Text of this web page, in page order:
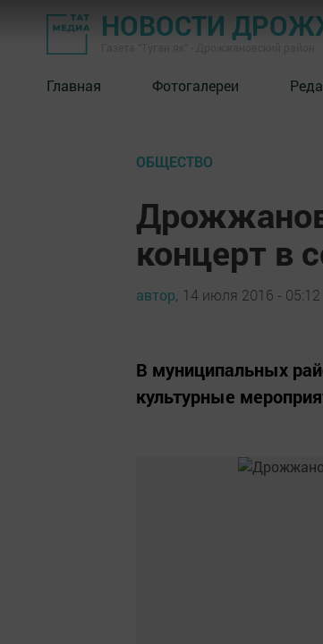
НОВОСТИ
Главная Фотогалереи
ОБЩЕСТВО
концерт в
автор, 14 июля 2016 - 05:12
В муниципальных
культурные